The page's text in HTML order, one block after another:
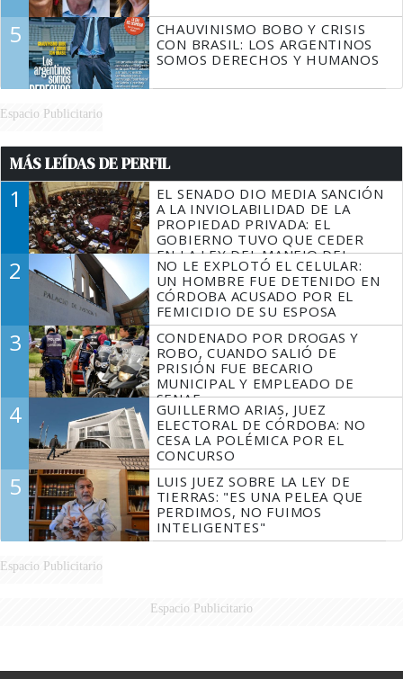
5
CHAUVINISMO BOBO Y CRISIS
CON BRASIL: LOS ARGENTINOS
SOMOS DERECHOS Y HUMANOS
Espacio Publicitario
MÁS LEÍDAS DE PERFIL
1
EL SENADO DIO MEDIA SANCIÓN
A LA INVIOLABILIDAD DE LA
PROPIEDAD PRIVADA: EL
GOBIERNO TUVO QUE CEDER
EN LA LEY DEL MANEJO DEL
FUEGO
2
NO LE EXPLOTÓ EL CELULAR:
UN HOMBRE FUE DETENIDO EN
CÓRDOBA ACUSADO POR EL
FEMICIDIO DE SU ESPOSA
3
CONDENADO POR DROGAS Y
ROBO, CUANDO SALIÓ DE
PRISIÓN FUE BECARIO
MUNICIPAL Y EMPLEADO DE
SENAF
4
GUILLERMO ARIAS, JUEZ
ELECTORAL DE CÓRDOBA: NO
CESA LA POLÉMICA POR EL
CONCURSO
5
LUIS JUEZ SOBRE LA LEY DE
TIERRAS: "ES UNA PELEA QUE
PERDIMOS, NO FUIMOS
INTELIGENTES"
Espacio Publicitario
Espacio Publicitario